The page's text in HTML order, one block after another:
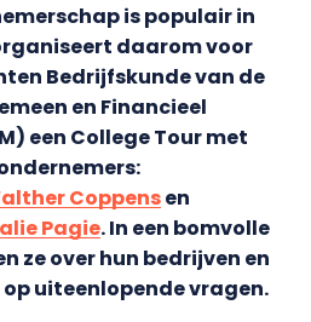
is populair in
daarom voor
Bedrijfskunde van de
en Financieel
een College Tour met
Coppensen
Pagie. In een bomvolle
ze over hun bedrijven en
uiteenlopende vragen.